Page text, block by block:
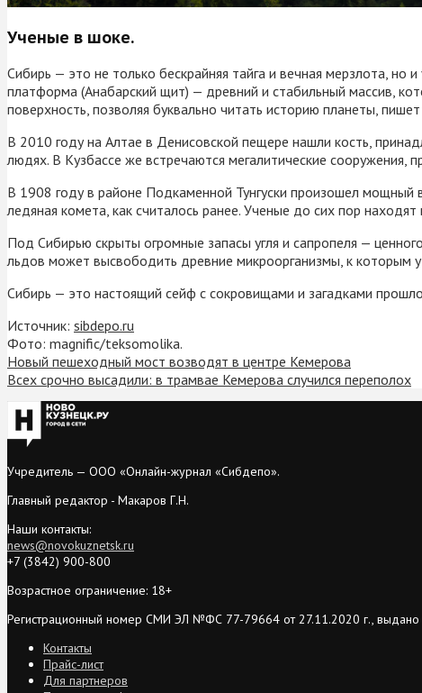
Ученые в шоке.
Сибирь — это не только бескрайняя тайга и вечная мерзлота, но
платформа (Анабарский щит) — древний и стабильный массив,
поверхность, позволяя буквально читать историю планеты, пишет
В 2010 году на Алтае в Денисовской пещере нашли кость,
людях. В Кузбассе же встречаются мегалитические
В 1908 году в районе Подкаменной Тунгуски произошел
ледяная комета, как считалось ранее. Ученые до сих пор
Под Сибирью скрыты огромные запасы угля и сапропеля —
льдов может высвободить древние микроорганизмы, к которым
Сибирь — это настоящий сейф с сокровищами и загадками
Источник: sibdepo.ru
Фото: magnific/teksomolika.
Новый пешеходный мост возводят в центре Кемерова
Всех срочно высадили: в трамвае Кемерова случился переполох
Учредитель — ООО «Онлайн-журнал «Сибдепо».
Главный редактор - Макаров Г.Н.
Наши контакты:
news@novokuznetsk.ru
+7 (3842) 900-800
Возрастное ограничение: 18+
Регистрационный номер СМИ ЭЛ №ФС 77-79664 от 27.11.2020 г.,
Контакты
Прайс-лист
Для партнеров